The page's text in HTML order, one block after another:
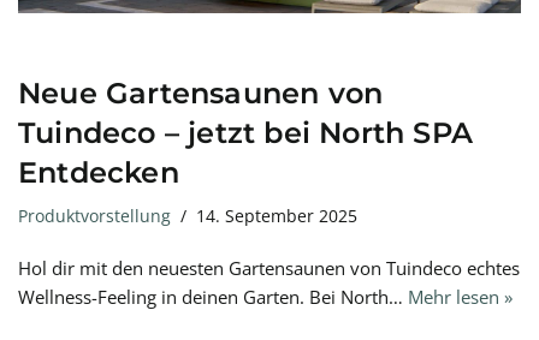
Neue Gartensaunen von
Tuindeco – jetzt bei North SPA
Entdecken
Produktvorstellung 14. September 2025
Hol dir mit den neuesten Gartensaunen von Tuindeco echtes
Wellness-Feeling in deinen Garten. Bei North… Mehr lesen »